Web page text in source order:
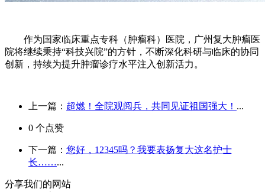
作为国家临床重点专科（肿瘤科）医院，广州复大肿瘤医
院将继续秉持“科技兴院”的方针，不断深化科研与临床的协同
创新，持续为提升肿瘤诊疗水平注入创新活力。
上一篇： 超燃！全院观阅兵，共同见证祖国强大！ ...
0 个点赞
下一篇： 您好，12345吗？我要表扬复大这名护士
长……...
分享我们的网站